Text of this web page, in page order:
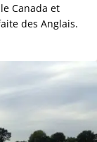
Canada et
des Anglais.